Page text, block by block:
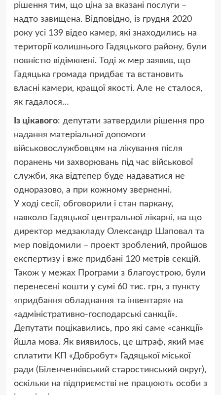
рішення тим, що ціна за вказані послуги –
надто завищена. Відповідно, із грудня 2020
року усі 139 відео камер, які знаходились на
території колишнього Гадяцького району, були
повністю відімкнені. Тоді ж мер заявив, що
Гадяцька громада придбає та встановить
власні камери, кращої якості. Але не сталося,
як гадалося…
Із цікавого: депутати затвердили рішення про
надання матеріальної допомоги
військовослужбовцям на лікування після
поранень чи захворювань під час військової
служби, яка відтепер буде надаватися не
одноразово, а при кожному зверненні.
У ході сесії, обговорили і стан паркану,
навколо Гадяцької центральної лікарні, на що
директор медзакладу Олександр Шаповал та
мер повідомили – проект зроблений, пройшов
експертизу і вже придбані 120 метрів секцій.
Також у межах Програми з благоустрою, були
перенесені кошти у сумі 60 тис. грн, з пункту
«придбання обладнання та інвентаря» на
«адміністративно-господарські санкції».
Депутати поцікавились, про які саме «санкції»
йшла мова. Як виявилось, це штраф, який має
сплатити КП «Добробут» Гадяцької міської
ради (Біленченківський старостинський округ),
оскільки на підприємстві не працюють особи з